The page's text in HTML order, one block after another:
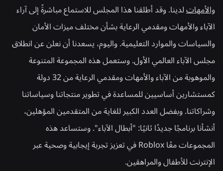
والأمهاتلدينا. وقد أطلقنا هذا المجلس للاستماع مباشرةً إلى آراء
الآباء والأمهات ومقدمي الرعاية بشأن مختلف ميزات الأمان
والسياسات والموارد التعليمية. واليوم، يسعدنا أن نعلن عن انطلاق
مجلس الآباء العالمي الأول. وستعمل هذه المجموعة المتنوعة
والموهوبة من الآباء والأمهات ومقدمي الرعاية من 32 دولة
كمستشارين أساسيين للمساعدة في تطوير منتجاتنا وسياساتنا
وشراكاتنا. وبفضل العدد الكبير للغاية من المتقدمين المؤهلين،
أنشأنا برنامجًا جديدًا ثانيًا: "أبطال الآباء". وستساعد هذه
المجموعات معًا Roblox في تعزيز تجربة إيجابية وصحية عبر
الإنترنت للأطفال والمراهقين.